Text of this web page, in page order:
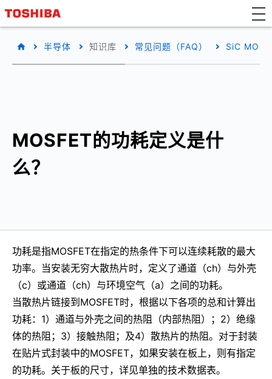
半导体 知识库 常见问题（FAQ） SiC
MOSFET的功耗定义是什
么？
功耗是指MOSFET在指定的热条件下可以连续耗散的最大
功率。当安装无穷大散热片时，定义了通道（ch）与外壳
（c）或通道（ch）与环境空气（a）之间的功耗。
当散热片链接到MOSFET时，根据以下各项的总和计算出
功耗：1）通道与外壳之间的热阻（内部热阻）；2）绝缘
体的热阻；3）接触热阻；及4）散热片的热阻。对于封装
在贴片式封装中的MOSFET，如果安装在板上，则有指定
的功耗。关于板的尺寸，详见单独的技术数据表。